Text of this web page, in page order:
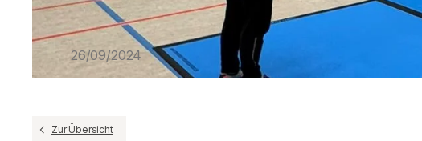
26/09/2024
Zur Übersicht